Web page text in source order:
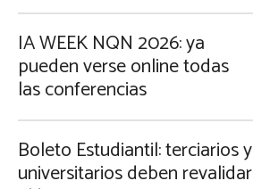
IA WEEK NQN 2026: ya
pueden verse online todas
las conferencias
Boleto Estudiantil: terciarios y
universitarios deben revalidar